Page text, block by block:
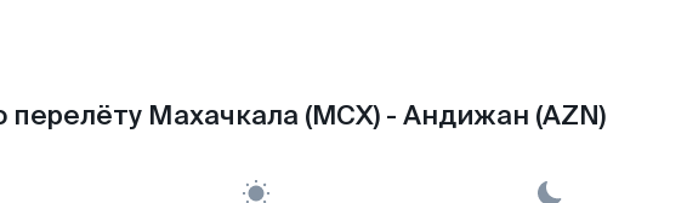
Махачкала (MCX) - Андижан (AZN)